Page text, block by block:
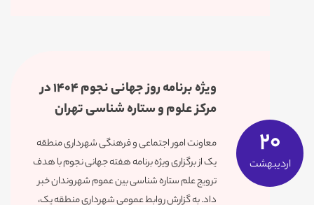
20
اردیبهشت
ویژه برنامه روز جهانی نجوم 1404 در
مرکز علوم و ستاره شناسی تهران
معاونت امور اجتماعی و فرهنگی شهرداری منطقه
یک از برگزاری ویژه برنامه هفته جهانی نجوم با هدف
ترویج علم ستاره شناسی بین عموم شهروندان خبر
داد. به گزارش روابط عمومی شهرداری منطقه یک،